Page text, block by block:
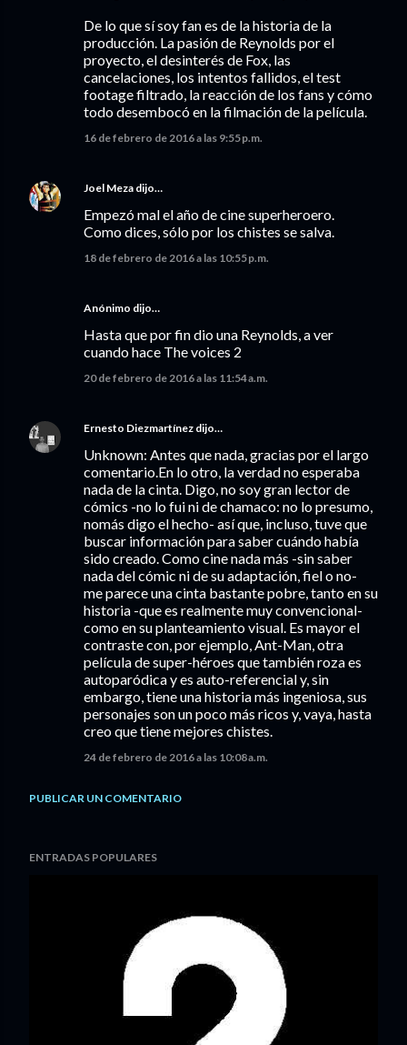
De lo que sí soy fan es de la historia de la
producción. La pasión de Reynolds por el
proyecto, el desinterés de Fox, las
cancelaciones, los intentos fallidos, el test
footage filtrado, la reacción de los fans y cómo
todo desembocó en la filmación de la película.
16 de febrero de 2016 a las 9:55 p.m.
Joel Meza dijo…
Empezó mal el año de cine superheroero.
Como dices, sólo por los chistes se salva.
18 de febrero de 2016 a las 10:55 p.m.
Anónimo dijo…
Hasta que por fin dio una Reynolds, a ver
cuando hace The voices 2
20 de febrero de 2016 a las 11:54 a.m.
Ernesto Diezmartínez dijo…
Unknown: Antes que nada, gracias por el largo
comentario.En lo otro, la verdad no esperaba
nada de la cinta. Digo, no soy gran lector de
cómics -no lo fui ni de chamaco: no lo presumo,
nomás digo el hecho- así que, incluso, tuve que
buscar información para saber cuándo había
sido creado. Como cine nada más -sin saber
nada del cómic ni de su adaptación, fiel o no-
me parece una cinta bastante pobre, tanto en su
historia -que es realmente muy convencional-
como en su planteamiento visual. Es mayor el
contraste con, por ejemplo, Ant-Man, otra
película de super-héroes que también roza es
autoparódica y es auto-referencial y, sin
embargo, tiene una historia más ingeniosa, sus
personajes son un poco más ricos y, vaya, hasta
creo que tiene mejores chistes.
24 de febrero de 2016 a las 10:08 a.m.
PUBLICAR UN COMENTARIO
ENTRADAS POPULARES